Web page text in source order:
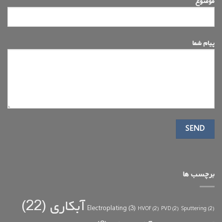
پیام شما
برچسب ها
Electroplating (3) HVOF(2) PVD(2) Sputtering (2) آبکاری (22)